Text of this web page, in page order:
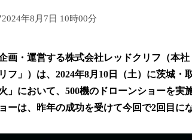
2024年8月7日 10時00分
・運営する株式会社レッドクリフ（本社
フ」）は、2024年8月10日（土）に茨城・
」において、500機のドローンショーを実
ーは、昨年の成功を受けて今回で2回目に